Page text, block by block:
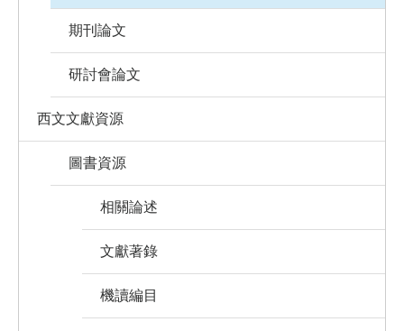
期刊論文
研討會論文
西文文獻資源
圖書資源
相關論述
文獻著錄
機讀編目